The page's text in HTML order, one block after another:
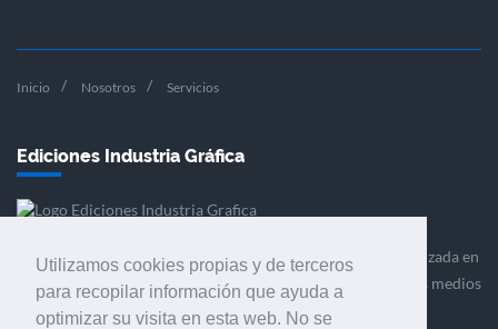
Utilizamos cookies propias y de terceros
para recopilar información que ayuda a
optimizar su visita en esta web. No se
Inicio Nosotros Servicios
Ediciones Industria Gráfica
Ediciones Industria Gráfica es una empresa editora especializada en
el mercado de la comunicación gráfica que engloba diversos medios
profesionales especializados en el mercado gráfico, la